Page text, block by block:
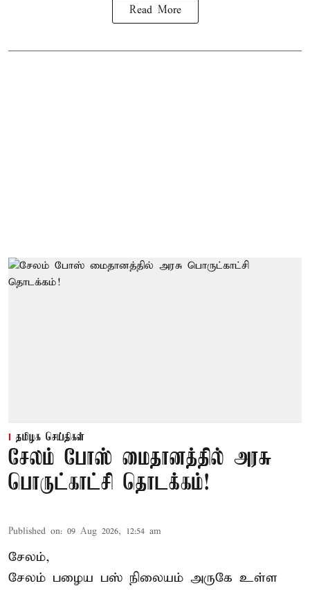
Read More
தமிழக செய்திகள்
சேலம் போஸ் மைதானத்தில் அரசு
பொருட்காட்சி தொடக்கம்!
Published on: 09 Aug 2026, 12:54 am
சேலம்,
சேலம் பழைய பஸ் நிலையம் அருகே உள்ள